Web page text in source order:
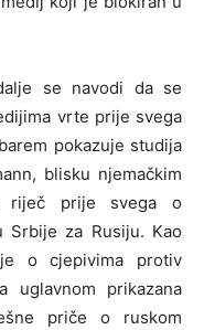
se navodi da se
vrte prije svega
pokazuje studija
blisku njemačkim
riječ prije svega o
Srbije za Rusiju. Kao
o cjepivima protiv
uglavnom prikazana
priče o ruskom